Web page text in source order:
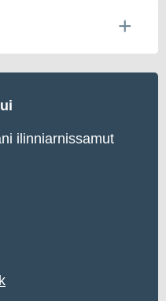
ilinniarnissamut